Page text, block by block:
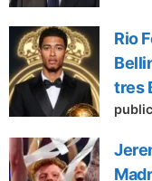
Rio
tres